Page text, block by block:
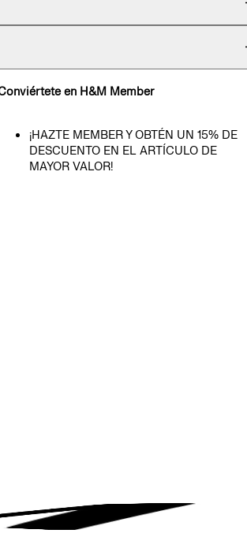
en H&M Member
¡HAZTE MEMBER Y OBTÉN UN 15% DE
DESCUENTO EN EL ARTÍCULO DE
MAYOR VALOR!